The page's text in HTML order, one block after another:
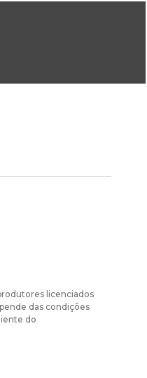
licenciados
das condições
do